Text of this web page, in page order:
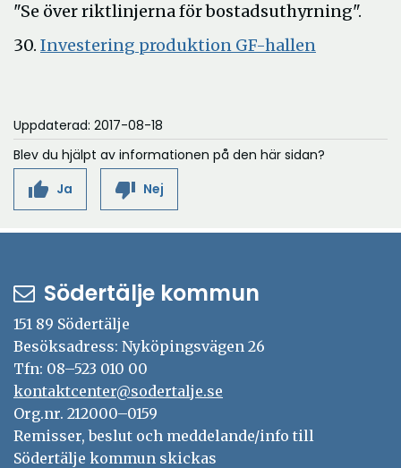
"Se över riktlinjerna för bostadsuthyrning".
30. Investering produktion GF-hallen
Uppdaterad: 2017-08-18
Blev du hjälpt av informationen på den här sidan?
thumb_up Ja thumb_down Nej
Södertälje kommun
151 89 Södertälje
Besöksadress: Nyköpingsvägen 26
Tfn: 08–523 010 00
kontaktcenter@sodertalje.se
Org.nr. 212000–0159
Remisser, beslut och meddelande/info till
Södertälje kommun skickas